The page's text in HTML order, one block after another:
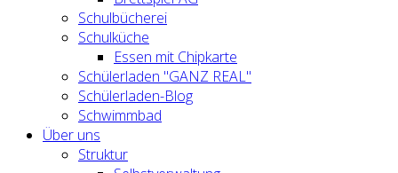
Schulbücherei
Schulküche
Essen mit Chipkarte
Schülerladen "GANZ REAL"
Schülerladen-Blog
Schwimmbad
Über uns
Struktur